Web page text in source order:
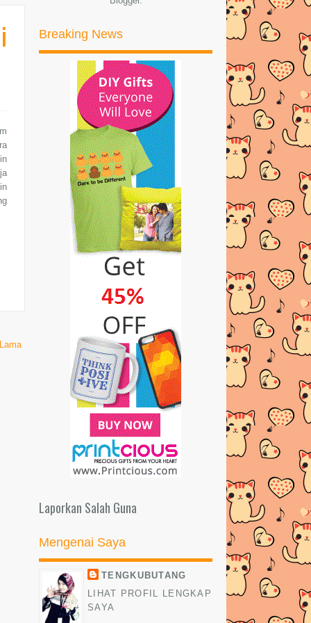
SHOWTIMES2U.COM - PORTAL
UNTUK LIHAT MOVIE TRAILER...
November(12)
Oktober(8)
September(14)
Ogos(11)
Julai(29)
Jun(45)
Mei(33)
(8)
Januari(6)
2016(269)
2015(327)
(522)
2013(481)
2012 (24)
Breaking News
Laporkan Salah Guna
Mengenai Saya
TENGKUBUTANG
LIHAT PROFIL LENGKAP
SAYA